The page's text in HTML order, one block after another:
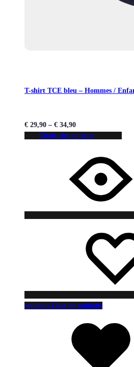
T-shirt TCE bleu – Hommes /
€ 29,90 – € 34,90
Choix des options
souhaits Liste de souhaits